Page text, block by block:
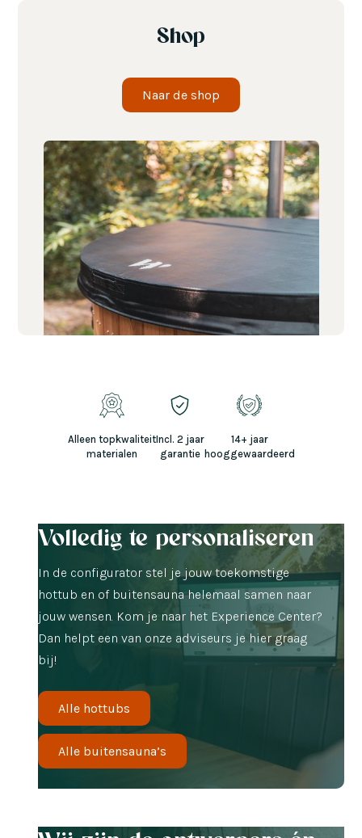
Shop
Naar de shop
Alleen topkwaliteit
materialen
Incl. 2 jaar
garantie
14+ jaar
hooggewaardeerd
Volledig te personaliseren
In de configurator stel je jouw toekomstige
hottub en of buitensauna helemaal samen naar
jouw wensen. Kom je naar het Experience Center?
Dan helpt een van onze adviseurs je hier graag
bij!
Alle hottubs
Alle buitensauna’s